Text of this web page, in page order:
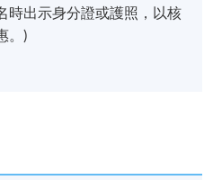
時出示身分證或護照，以核
。)